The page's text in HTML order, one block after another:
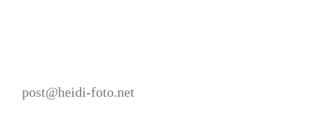
post@heidi-foto.net